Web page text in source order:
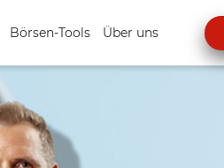
Börsen-Tools Über uns